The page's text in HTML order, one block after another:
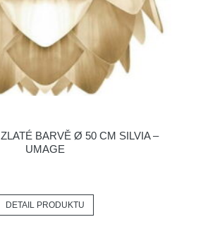
BARVĚ Ø 50 CM SILVIA –
UMAGE
DETAIL PRODUKTU